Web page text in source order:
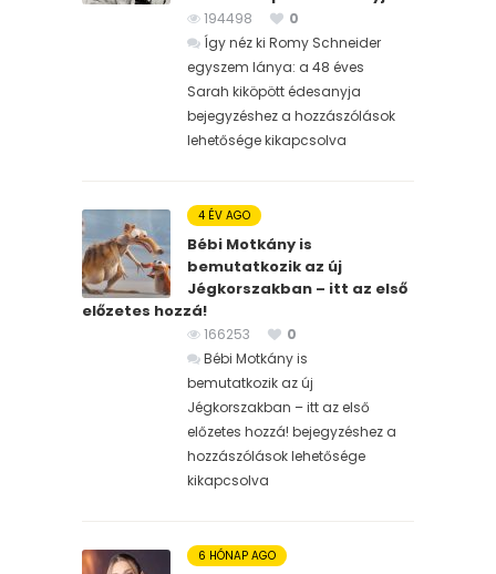
194498
0
Így néz ki Romy Schneider
egyszem lánya: a 48 éves
Sarah kiköpött édesanyja
bejegyzéshez a hozzászólások
lehetősége kikapcsolva
4 ÉV AGO
Bébi Motkány is
bemutatkozik az új
Jégkorszakban – itt az első
előzetes hozzá!
166253
0
Bébi Motkány is
bemutatkozik az új
Jégkorszakban – itt az első
előzetes hozzá! bejegyzéshez a
hozzászólások lehetősége
kikapcsolva
6 HÓNAP AGO